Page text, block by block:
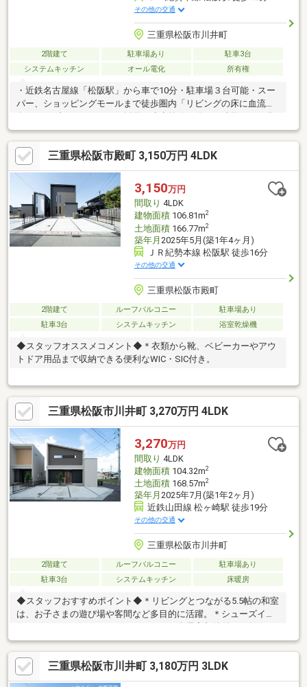
その他の交通
三重県松阪市川井町
2階建て 駐車場あり
駐車3台
システムキッチン
オール電化 所有権
・近鉄名古屋線「松阪駅」から車で10分・駐車場３台可能・スー
パー、ショッピングモールまで徒歩圏内「リビングの床に血流促
させ、木の気孔に注入させており、その鉱物が光や熱などのエネ
ルギーを吸収して遠赤外線を発します。さらに抗菌効果のあるコ
ーティングを施し、半永久的に遠赤外線の効果を得られるフロー
リングを実現しました。「只今Ａｍａｚｏｎギフトカードプレゼ
ントキャンペーン実施中」ご予約の上内覧された方に４，０００
円分のギフトカードをプレゼントします。（先着２０名様、１組
様１回限り）
三重県松阪市殿町 3,150万円 4LDK
3,150万円
間取り 4LDK
建物面積106.81m2
土地面積166.77m2
築年月 2025年5月(築1年4ヶ月)
ＪＲ紀勢本線 松阪駅 徒歩16分
その他の交通
三重県松阪市殿町
2階建て ルーフバルコニー
駐車場あり
駐車3台
システムキッチン 浴室乾燥機
◆スタッフオススメコメント◆＊衣類から靴、ベビーカーやアウ
トドア用品まで収納できる便利なWIC・SIC付き。
三重県松阪市川井町 3,270万円 4LDK
3,270万円
間取り 4LDK
建物面積104.32m2
土地面積168.57m2
築年月 2025年7月(築1年2ヶ月)
近鉄山田線 松ヶ崎駅 徒歩19分
その他の交通
三重県松阪市川井町
2階建て ルーフバルコニー
駐車場あり
駐車3台
システムキッチン 床暖房
◆スタッフおすすめポイント◆＊リビングとつながる5.5帖の和室
は、お子さまの遊び場や客間など多目的に活躍。＊シューズイン
をすっきりキープ。＊洗面・浴室をまとめた効率的な水まわり
で、毎日の家事もスムーズ。＼現地見学予約受付中！お気軽にお
問い合わせください♪／ 住宅ローンのご相談からご購入後まで、
ハウスドゥ松阪花岡がしっかりサポートします。
三重県松阪市川井町 3,180万円 3LDK